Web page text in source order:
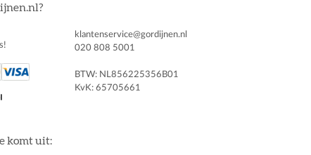
komt uit:
klantenservice@gordijnen.nl
020 808 5001
BTW: NL856225356B01
KvK: 65705661